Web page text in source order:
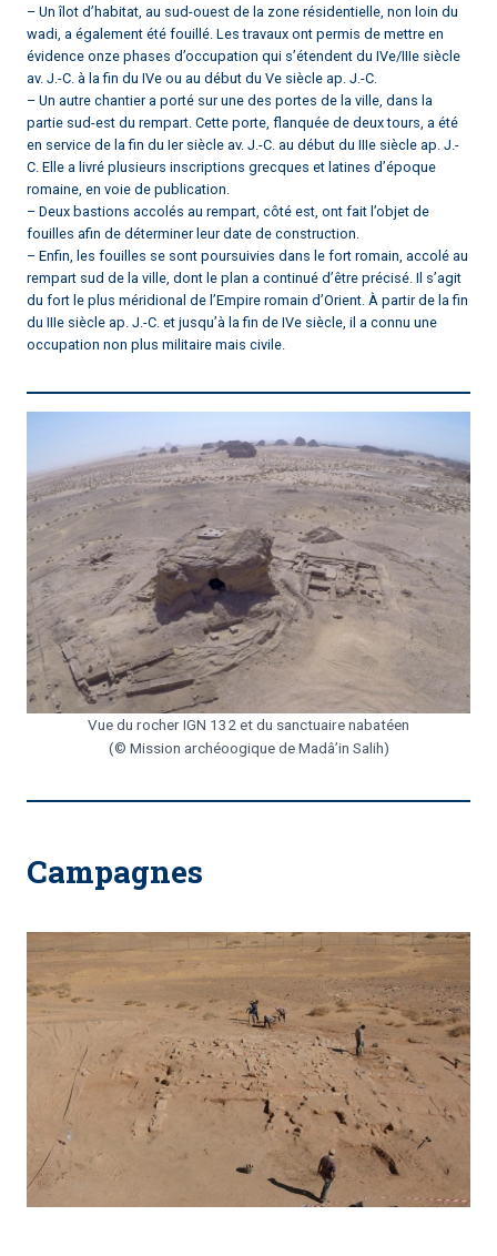
– Un îlot d’habitat, au sud-ouest de la zone résidentielle, non loin du
wadi, a également été fouillé. Les travaux ont permis de mettre en
évidence onze phases d’occupation qui s’étendent du IVe/IIIe siècle
av. J.-C. à la fin du IVe ou au début du Ve siècle ap. J.-C.
– Un autre chantier a porté sur une des portes de la ville, dans la
partie sud-est du rempart. Cette porte, flanquée de deux tours, a été
en service de la fin du Ier siècle av. J.-C. au début du IIIe siècle ap. J.-
C. Elle a livré plusieurs inscriptions grecques et latines d’époque
romaine, en voie de publication.
– Deux bastions accolés au rempart, côté est, ont fait l’objet de
fouilles afin de déterminer leur date de construction.
– Enfin, les fouilles se sont poursuivies dans le fort romain, accolé au
rempart sud de la ville, dont le plan a continué d’être précisé. Il s’agit
du fort le plus méridional de l’Empire romain d’Orient. À partir de la fin
du IIIe siècle ap. J.-C. et jusqu’à la fin de IVe siècle, il a connu une
occupation non plus militaire mais civile.
Vue du rocher IGN 132 et du sanctuaire nabatéen
(© Mission archéoogique de Madâ’in Salih)
Campagnes